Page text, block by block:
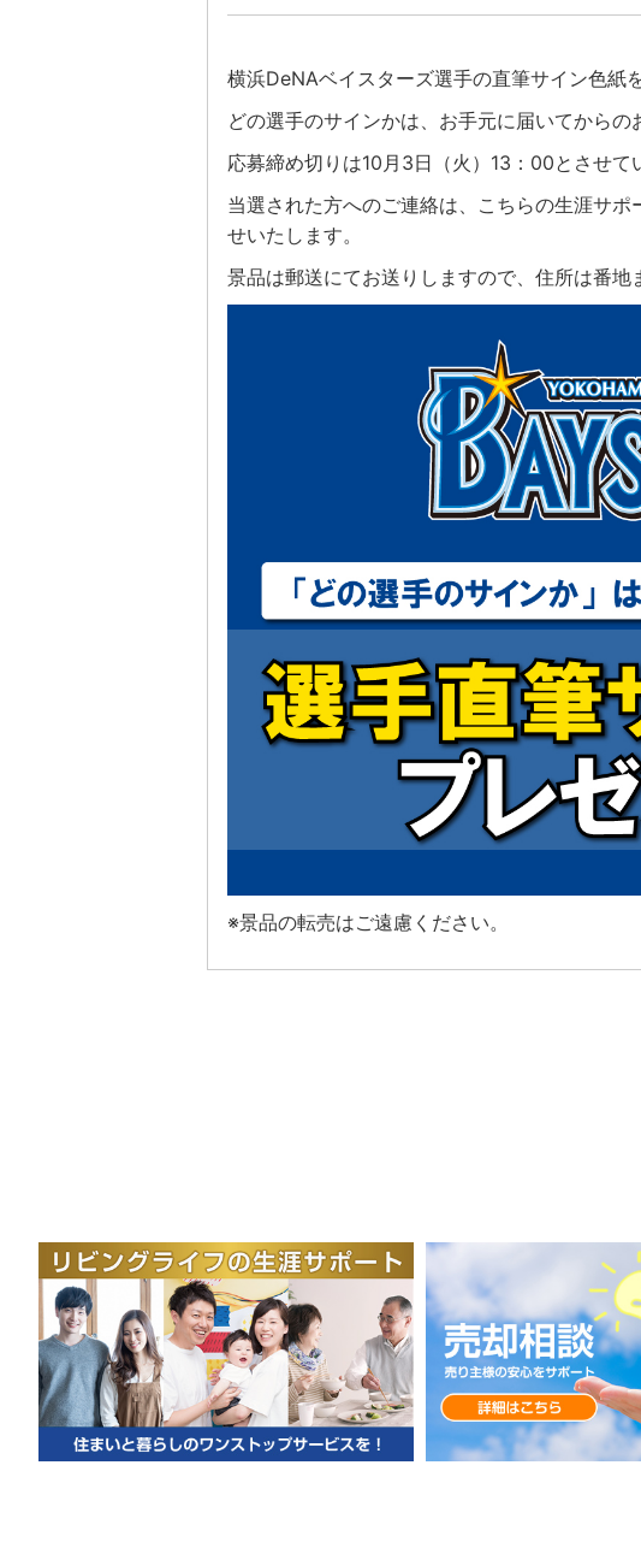
横浜DeNAベイスターズ選手の直筆サイン色紙
どの選手のサインかは、お手元に届いてからの
応募締め切りは10月3日（火）13：00とさせて
当選された方へのご連絡は、こちらの生涯サ
せいたします。
景品は郵送にてお送りしますので、住所は番地
※景品の転売はご遠慮ください。